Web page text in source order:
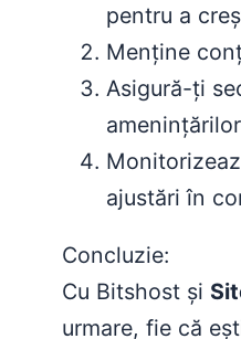
pentru a
Menține
Asigură-ți
ajustări în
Concluzie:
Cu Bitshost și
urmare, fie că